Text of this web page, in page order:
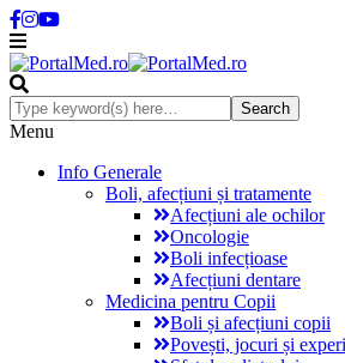
Menu
Info Generale
Boli, afecțiuni și tratamente
Afecțiuni ale ochilor
Oncologie
Boli infecțioase
Afecțiuni dentare
Medicina pentru Copii
Boli și afecțiuni copii
Povești, jocuri și